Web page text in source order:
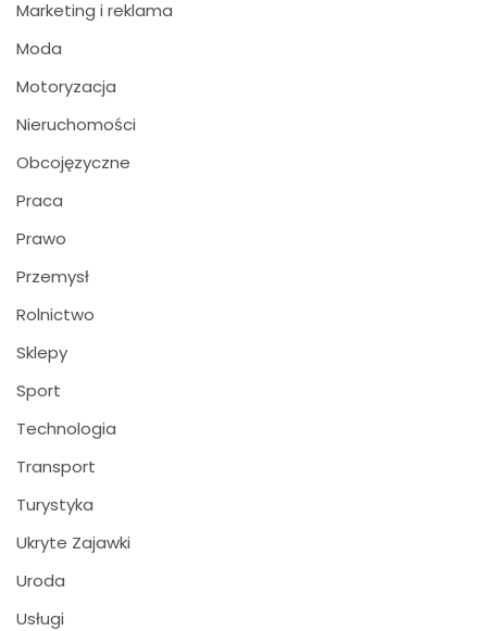
Marketing i reklama
Moda
Motoryzacja
Nieruchomości
Obcojęzyczne
Praca
Prawo
Przemysł
Rolnictwo
Sklepy
Sport
Technologia
Transport
Turystyka
Ukryte Zajawki
Uroda
Usługi